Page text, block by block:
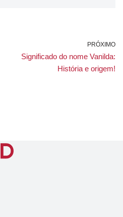
PRÓXIMO
Significado do nome Vanilda:
História e origem!